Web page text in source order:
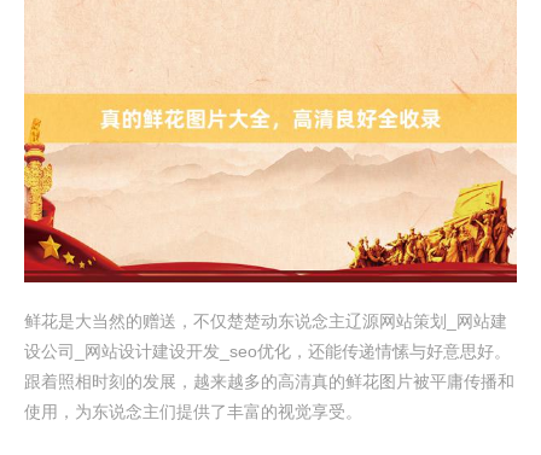
鲜花是大当然的赠送，不仅楚楚动东说念主辽源网站策划_网站建
设公司_网站设计建设开发_seo优化，还能传递情愫与好意思好。
跟着照相时刻的发展，越来越多的高清真的鲜花图片被平庸传播和
使用，为东说念主们提供了丰富的视觉享受。